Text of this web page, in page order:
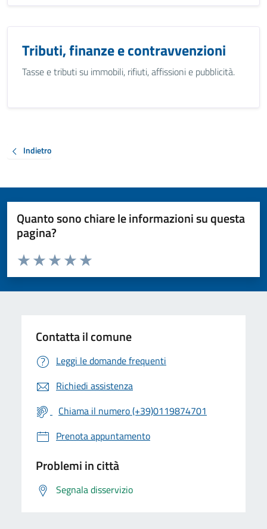
Tributi, finanze e contravvenzioni
Tasse e tributi su immobili, rifiuti, affissioni e pubblicità.
Indietro
Quanto sono chiare le informazioni su questa
pagina?
Valuta da 1 a 5 stelle la pagina
Valuta 5 stelle su 5
Valuta 4 stelle su 5
Valuta 3 stelle su 5
Valuta 2 stelle su 5
Valuta 1 stelle su 5
Contatta il comune
Leggi le domande frequenti
Richiedi assistenza
Chiama il numero (+39)0119874701
Prenota appuntamento
Problemi in città
Segnala disservizio